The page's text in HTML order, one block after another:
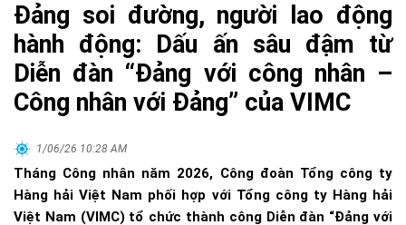
Đảng soi đường, người lao động
hành động: Dấu ấn sâu đậm từ
Diễn đàn “Đảng với công nhân –
Công nhân với Đảng” của VIMC
1/06/26 10:28 AM
Tháng Công nhân năm 2026, Công đoàn Tổng công ty
Hàng hải Việt Nam phối hợp với Tổng công ty Hàng hải
Việt Nam (VIMC) tổ chức thành công Diễn đàn “Đảng với